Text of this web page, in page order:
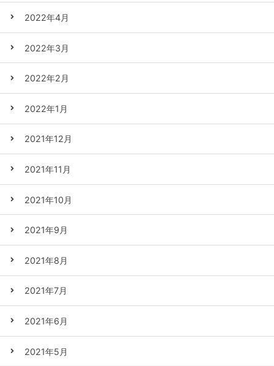
2022年4月
2022年3月
2022年2月
2022年1月
2021年12月
2021年11月
2021年10月
2021年9月
2021年8月
2021年7月
2021年6月
2021年5月